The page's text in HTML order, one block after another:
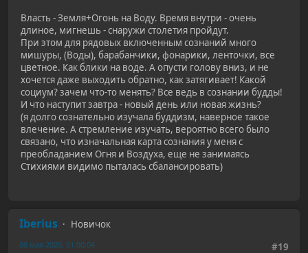
Власть - Земля+Огонь на Воду. Время внутри - очень
длиное, мигнешь - снаружи столетия пройдут.
При этом для рядовых включенным сознаний много
мишуры, (Воды), барабанчики, фонарики, ленточки, все
цветное. Как блики на воде. А опусти голову вниз, и не
хочется даже выходить обратно, как затягивает! Какой
социум? зачем что-то менять? Все ведь в сознании будды!
И что наступит завтра - новый день или новая жизнь?
(я долго сознательно изучала буддизм, наверное такое
влечение. А стремление изучать, вероятно всего было
связано, что изначальная карта сознания у меня с
преобладанием Огня и Воздуха, еще не занимаясь
Стихиями видимо пыталась сбалансировать)
Iberius
Новичок
#19
08 мая 2020, 01:00:04